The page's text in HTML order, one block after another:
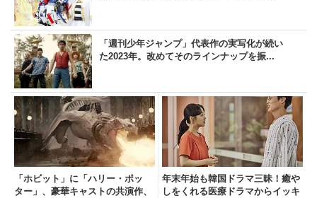
「週刊少年ジャンプ」代表作の実写化が続い
た2023年。改めてそのラインナップを振...
「ホビット」に「ハリー・ポッ
ター」、豪華キャストの共演作、
年末年始も韓国ドラマ三昧！癒や
しをくれる医療ドラマからイッキ